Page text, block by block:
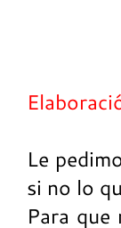
Le
si no lo
Para